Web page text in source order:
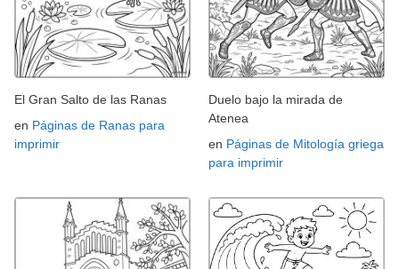
El Gran Salto de las Ranas
en Páginas de Ranas para
imprimir
Duelo bajo la mirada de
Atenea
en Páginas de Mitología griega
para imprimir